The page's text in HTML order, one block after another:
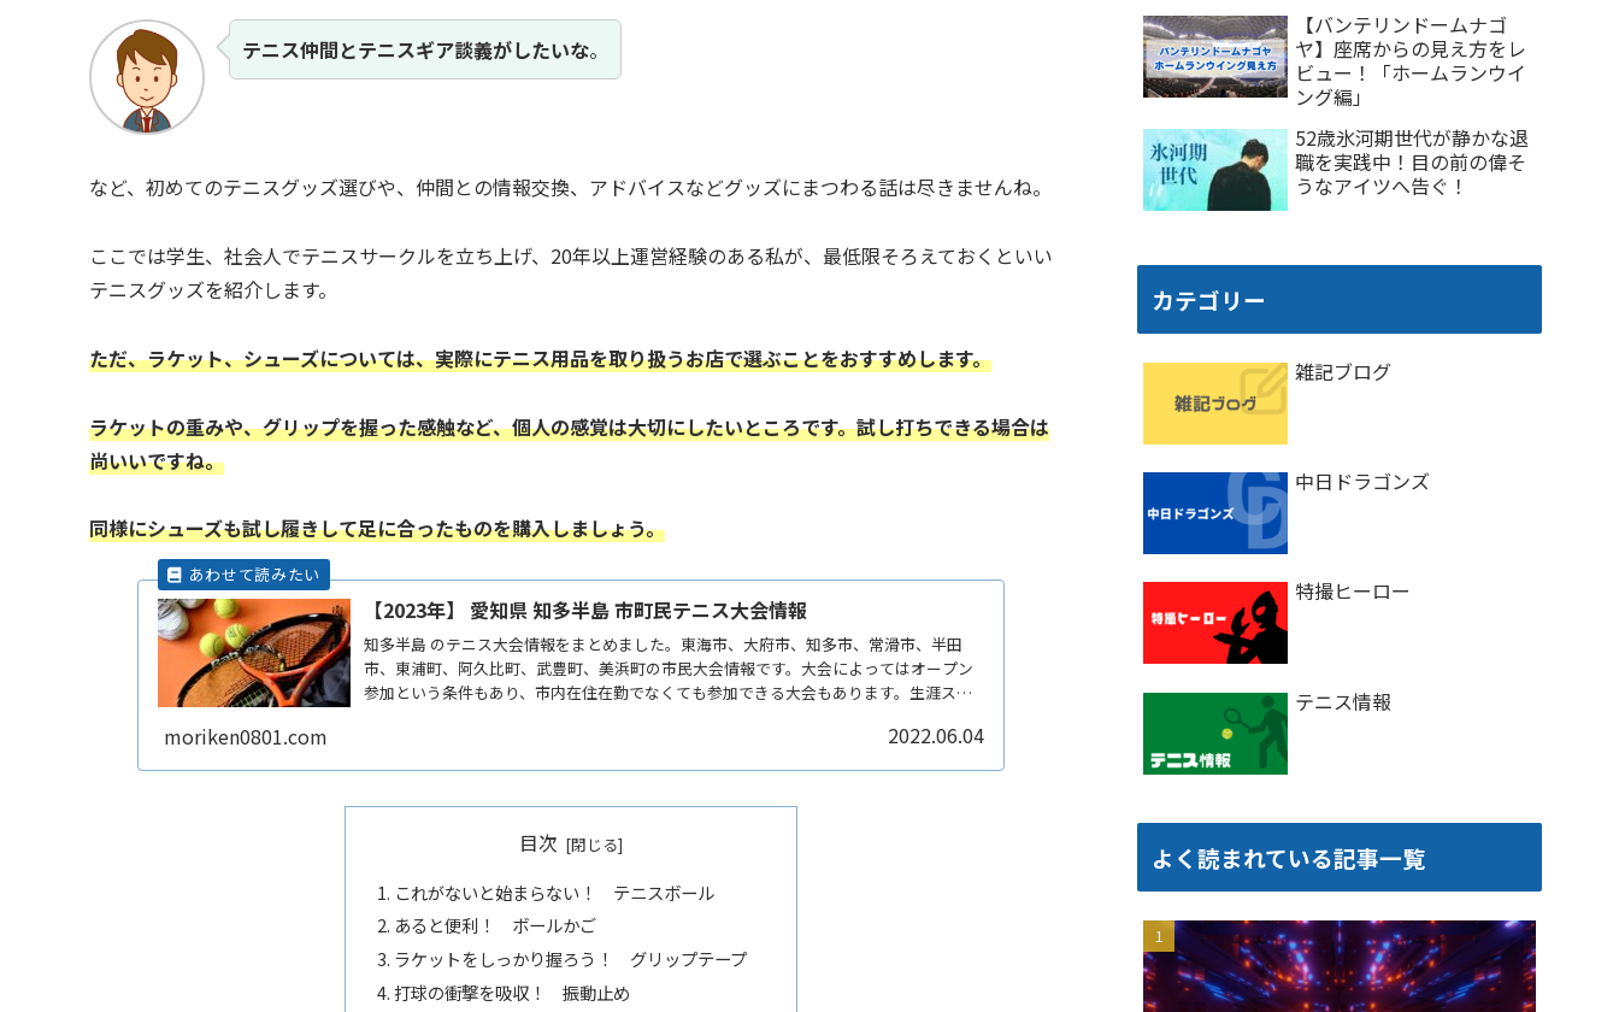
テニス仲間とテニスギア談義がしたいな。
など、初めてのテニスグッズ選びや、仲間との情報交換、アドバイスなどグッズにまつわる話は尽きませんね。
ここでは学生、社会人でテニスサークルを立ち上げ、20年以上運営経験のある私が、最低限そろえておくといい
テニスグッズを紹介します。
ただ、ラケット、シューズについては、実際にテニス用品を取り扱うお店で選ぶことをおすすめします。
ラケットの重みや、グリップを握った感触など、個人の感覚は大切にしたいところです。試し打ちできる場合は
尚いいですね。
同様にシューズも試し履きして足に合ったものを購入しましょう。
【2023年】 愛知県 知多半島 市町民テニス大会情報
知多半島 のテニス大会情報をまとめました。東海市、大府市、知多市、常滑市、半田
市、東浦町、阿久比町、武豊町、美浜町の市民大会情報です。大会によってはオープン
参加という条件もあり、市内在住在勤でなくても参加できる大会もあります。生涯スポ
moriken0801.com 2022.06.04
目次
これがないと始まらない！ テニスボール
あると便利！ ボールかご
ラケットをしっかり握ろう！ グリップテープ
打球の衝撃を吸収！ 振動止め
【バンテリンドームナゴ
ヤ】座席からの見え方をレ
ビュー！「ホームランウイ
ング編」
52歳氷河期世代が静かな退
職を実践中！目の前の偉そ
うなアイツへ告ぐ！
カテゴリー
雑記ブログ
中日ドラゴンズ
特撮ヒーロー
テニス情報
よく読まれている記事一覧